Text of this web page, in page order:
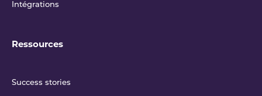
Intégrations
Ressources
Success stories